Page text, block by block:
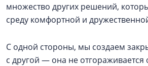
множество других решений,
среду комфортной и
С одной стороны, мы создаем
с другой — она не отгораживается